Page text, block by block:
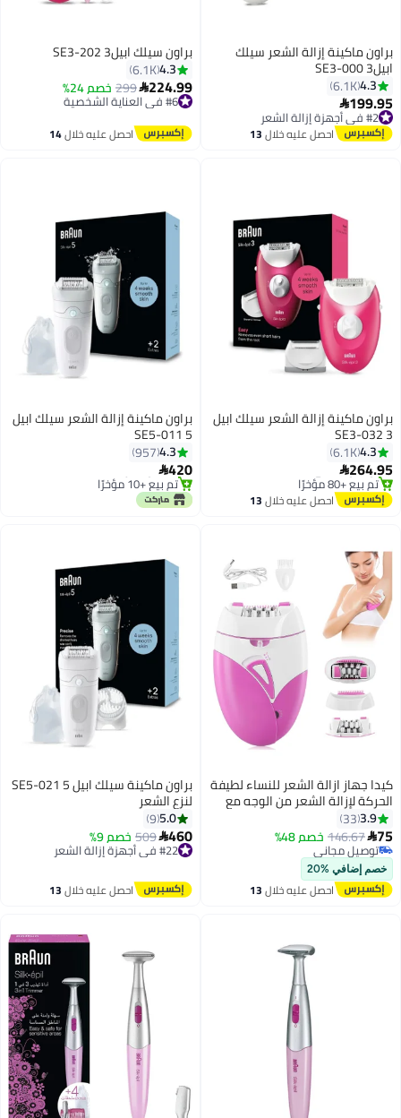
براون ماكينة إزالة الشعر سيلك
ابيل3 SE3-000
4.3
6.1K
199.95
#2 في أجهزة إزالة الشعر
توصيل مجاني
بتخلّص بسرعةاحصل عليه خلال13
براون سيلك ابيل3 SE3-202
4.3
6.1K
224.99
299 خصم 24% #6 في العناية الشخصية
أقل سعر في 7 يوم
توصيل مجاني
بتخلّص بسرعة
#6 في العناية الشخصية
احصل عليه خلال14
براون ماكينة إزالة الشعر سيلك ابيل
3 SE3-032
4.3
6.1K
264.95
#5 في أجهزة إزالة الشعر
توصيل مجاني
تم بيع +80 مؤخرًا
#5 في أجهزة إزالة الشعر
احصل عليه خلال13
براون ماكينة إزالة الشعر سيلك ابيل
5 SE5-011
4.3
957
420
#21 في أجهزة إزالة الشعر
بتخلّص بسرعة
تم بيع +10 مؤخرًا
#21 في أجهزة إزالة الشعر
كيدا جهاز ازالة الشعر للنساء لطيفة
الحركة لإزالة الشعر من الوجه مع
سرعتين وضوء LED لإزالة الشعر من
تحت الركبة، الساقين، الذراعين،
منطقة الحمام
3.9
33
75
146.67خصم 48%
توصيل مجاني
توصيل مجاني
خصم إضافي %20
احصل عليه خلال13
براون ماكينة سيلك ابيل 5 SE5-021
لنزع الشعر
5.0
9
460
509 خصم 9% #22 في أجهزة إزالة الشعر
توصيل مجاني
احصل عليه خلال13